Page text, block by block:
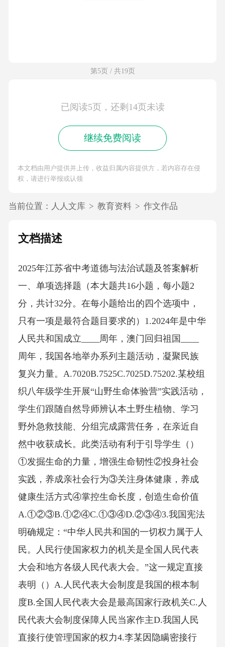
第5页 / 共19页
已阅读5页，还剩14页未读
继续免费阅读
本文档由用户提供并上传，收益归属内容提供方，若内容存在侵
权，请进行举报或认领
当前位置： 人人文库 > 教育资料 > 作文作品
文档描述
2025年江苏省中考道德与法治试题及答案解析
一、单项选择题（本大题共16小题，每小题2
分，共计32分。在每小题给出的四个选项中，
只有一项是最符合题目要求的）1.2024年是中华
人民共和国成立____周年，澳门回归祖国____
周年，我国各地举办系列主题活动，凝聚民族
复兴力量。A.7020B.7525C.7025D.75202.某校组
织八年级学生开展“山野生命体验营”实践活动，
学生们跟随自然导师辨认本土野生植物、学习
野外急救技能、分组完成露营任务，在亲近自
然中收获成长。此类活动有利于引导学生（）
①发掘生命的力量，增强生命韧性②投身社会
实践，养成亲社会行为③关注身体健康，养成
健康生活方式④掌控生命长度，创造生命价值
A.①②③B.①②④C.①③④D.②③④3.我国宪法
明确规定：“中华人民共和国的一切权力属于人
民。人民行使国家权力的机关是全国人民代表
大会和地方各级人民代表大会。”这一规定直接
表明（）A.人民代表大会制度是我国的根本制
度B.全国人民代表大会是最高国家行政机关C.人
民代表大会制度保障人民当家作主D.我国人民
直接行使管理国家的权力4.李某因隐瞒密接行